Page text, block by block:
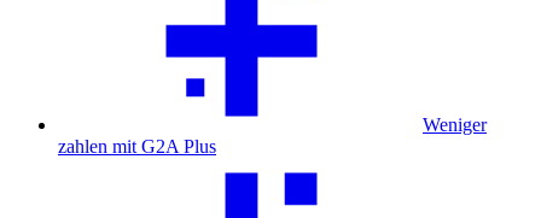
Weniger
zahlen mit G2A Plus